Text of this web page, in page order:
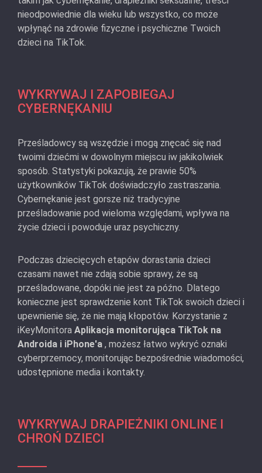
nieodpowiednie dla wieku lub wszystko, co może
wpłynąć na zdrowie fizyczne i psychiczne Twoich
dzieci na TikTok.
WYKRYWAJ I ZAPOBIEGAJ
CYBERNĘKANIU
Prześladowcy są wszędzie i mogą znęcać się nad
twoimi dziećmi w dowolnym miejscu iw jakikolwiek
sposób. Statystyki pokazują, że prawie 50%
użytkowników TikTok doświadczyło zastraszania.
Cybernękanie jest gorsze niż tradycyjne
prześladowanie pod wieloma względami, wpływa na
życie dzieci i powoduje uraz psychiczny.
Podczas dziecięcych etapów dorastania dzieci
czasami nawet nie zdają sobie sprawy, że są
prześladowane, dopóki nie jest za późno. Dlatego
konieczne jest sprawdzenie kont TikTok swoich dzieci i
upewnienie się, że nie mają kłopotów. Korzystanie z
iKeyMonitora Aplikacja monitorująca TikTok na
Androida i iPhone'a , możesz łatwo wykryć oznaki
cyberprzemocy, monitorując bezpośrednie wiadomości,
udostępnione media i kontakty.
WYKRYWAJ DRAPIEŻNIKI ONLINE I
CHROŃ DZIECI